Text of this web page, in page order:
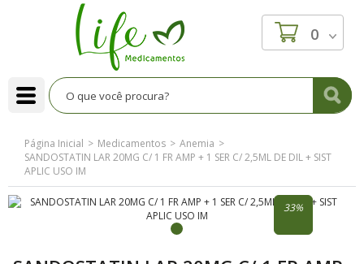
0
Página Inicial Medicamentos
Anemia
SANDOSTATIN LAR 20MG C/ 1 FR AMP + 1 SER C/ 2,5ML DE DIL + SIST
APLIC USO IM
33%